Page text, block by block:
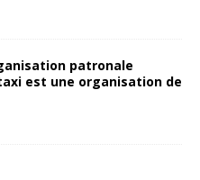
patronale
est une organisation de